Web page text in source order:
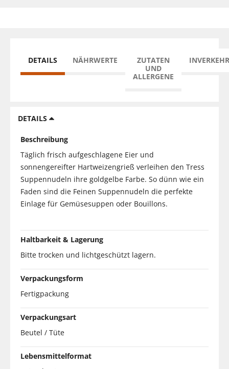
DETAILS NÄHRWERTE
ZUTATEN
UND
ALLERGENE
DETAILS
Beschreibung
Täglich frisch aufgeschlagene Eier und
sonnengereifter Hartweizengrieß verleihen den Tress
Suppennudeln ihre goldgelbe Farbe. So dünn wie ein
Faden sind die Feinen Suppennudeln die perfekte
Einlage für Gemüsesuppen oder Bouillons.
Haltbarkeit & Lagerung
Bitte trocken und lichtgeschützt lagern.
Verpackungsform
Fertigpackung
Verpackungsart
Beutel / Tüte
Lebensmittelformat